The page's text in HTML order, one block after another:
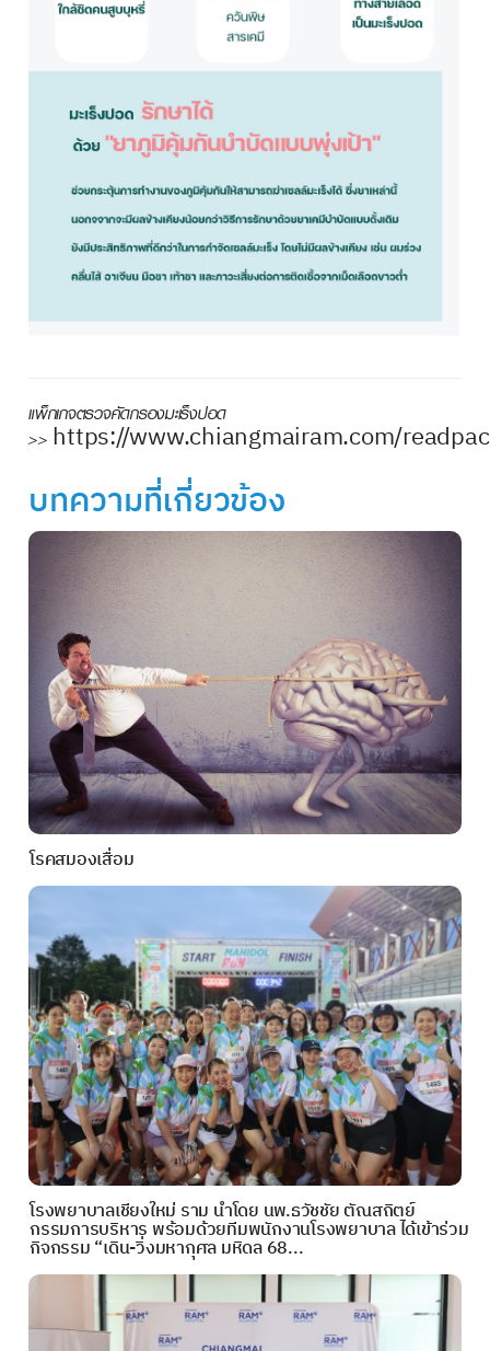
แพ็กเกจตรวจคัดกรองมะเร็งปอด
>> https://www.chiangmairam.com/
บทความที่เกี่ยวข้อง
โรคสมองเสื่อม
โรงพยาบาลเชียงใหม่ ราม นำโดย นพ.ธวัชชัย ตัณสถิตย์
กรรมการบริหาร พร้อมด้วยทีมพนักงานโรงพยาบาล ได้เข้าร่วม
กิจกรรม “เดิน-วิ่งมหากุศล มหิดล 68...